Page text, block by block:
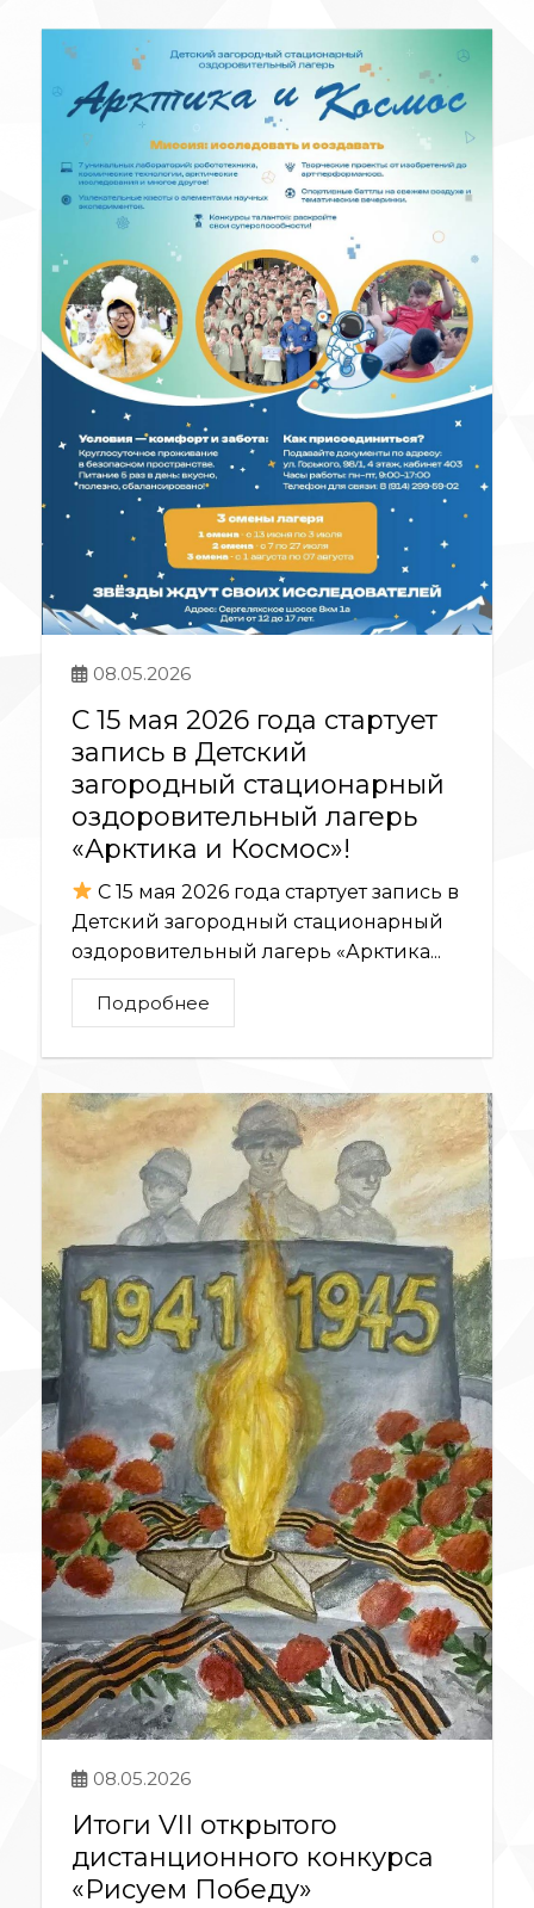
08.05.2026
С 15 мая 2026 года стартует
запись в Детский
загородный стационарный
оздоровительный лагерь
«Арктика и Космос»!
С 15 мая 2026 года стартует запись в
Детский загородный стационарный
оздоровительный лагерь «Арктика...
Подробнее
08.05.2026
Итоги VII открытого
дистанционного конкурса
«Рисуем Победу»